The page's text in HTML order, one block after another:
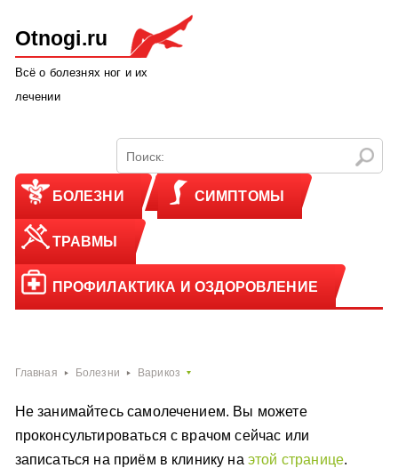
Otnogi.ru
Всё о болезнях ног и их
лечении
БОЛЕЗНИ СИМПТОМЫ
ТРАВМЫ
ПРОФИЛАКТИКА И ОЗДОРОВЛЕНИЕ
Главная Болезни Варикоз
Не занимайтесь самолечением. Вы можете
проконсультироваться с врачом сейчас или
записаться на приём в клинику на этой странице.